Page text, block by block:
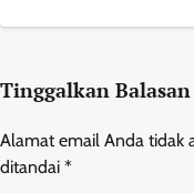
Tinggalkan Balasan
Alamat email Anda tidak
ditandai *